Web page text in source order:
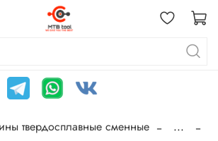
твердосплавные сменные
...